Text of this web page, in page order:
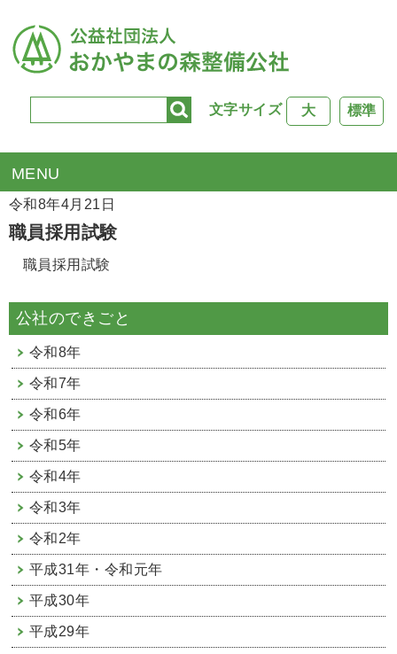
文字サイズ 標準
大
TOP>公社行事
令和8年4月21日
職員採用試験
職員採用試験
公社のできごと
令和8年
令和7年
令和6年
令和5年
令和4年
令和3年
令和2年
平成31年・令和元年
平成30年
平成29年